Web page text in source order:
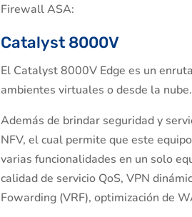
Firewall ASA:
Catalyst 8000V
El Catalyst 8000V Edge es un
ambientes virtuales o desde la
Además de brindar seguridad y
NFV, el cual permite que este
varias funcionalidades en un solo
calidad de servicio QoS, VPN
Fowarding (VRF), optimización de